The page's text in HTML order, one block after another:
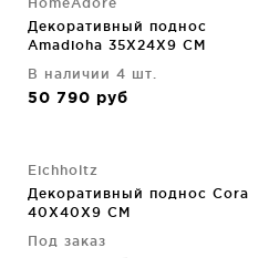
Декоративный поднос
Amadioha 35X24X9 CM
В наличии 4 шт.
50 790 руб
Eichholtz
Декоративный поднос Cora
40X40X9 CM
Под заказ